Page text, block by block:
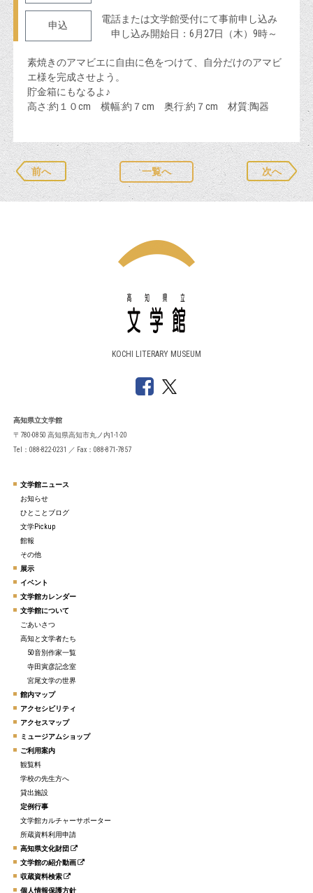
申込
電話または文学館受付にて事前申し込み
申し込み開始日：6月27日（木）9時～
素焼きのアマビエに自由に色をつけて、自分だけのアマビ
エ様を完成させよう。
貯金箱にもなるよ♪
高さ:約１０cm 横幅:約７cm 奥行:約７cm 材質:陶器
前へ 一覧へ 次へ
KOCHI LITERARY MUSEUM
高知県立文学館
〒780-0850 高知県高知市丸ノ内1-1-20
Tel：088-822-0231 ／ Fax：088-871-7857
文学館ニュース
お知らせ
ひとことブログ
文学Pickup
館報
その他
展示
イベント
文学館カレンダー
文学館について
ごあいさつ
高知と文学者たち
50音別作家一覧
寺田寅彦記念室
宮尾文学の世界
館内マップ
アクセシビリティ
アクセスマップ
ミュージアムショップ
ご利用案内
観覧料
学校の先生方へ
貸出施設
定例行事
文学館カルチャーサポーター
所蔵資料利用申請
高知県文化財団
文学館の紹介動画
収蔵資料検索
個人情報保護方針